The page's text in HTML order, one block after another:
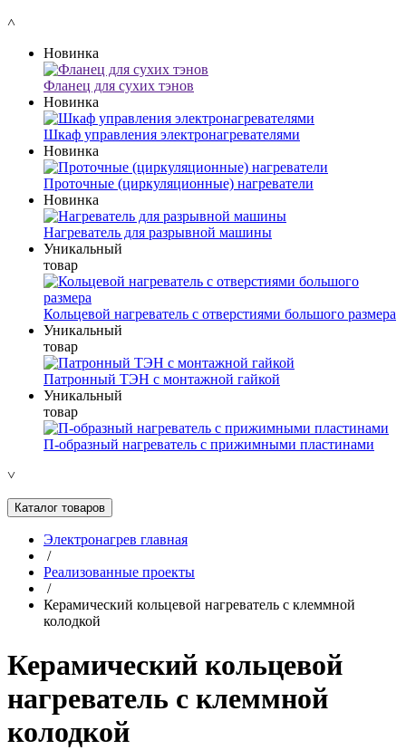
˄
Новинка
Фланец для сухих тэнов
Новинка
Шкаф управления электронагревателями
Новинка
Проточные (циркуляционные) нагреватели
Новинка
Нагреватель для разрывной машины
Уникальный
товар
Кольцевой нагреватель с отверстиями большого размера
Уникальный
товар
Патронный ТЭН с монтажной гайкой
Уникальный
товар
П-образный нагреватель с прижимными пластинами
˅
Каталог товаров
Электронагрев главная
/
Реализованные проекты
/
Керамический кольцевой нагреватель с клеммной
колодкой
Керамический кольцевой
нагреватель с клеммной
колодкой